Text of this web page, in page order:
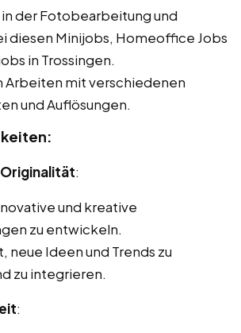
der Fotobearbeitung und
diesen Minijobs, Homeoffice Jobs
in Trossingen.
Arbeiten mit verschiedenen
und Auflösungen.
:
und kreative
zu entwickeln.
neue Ideen und Trends zu
zu integrieren.
: